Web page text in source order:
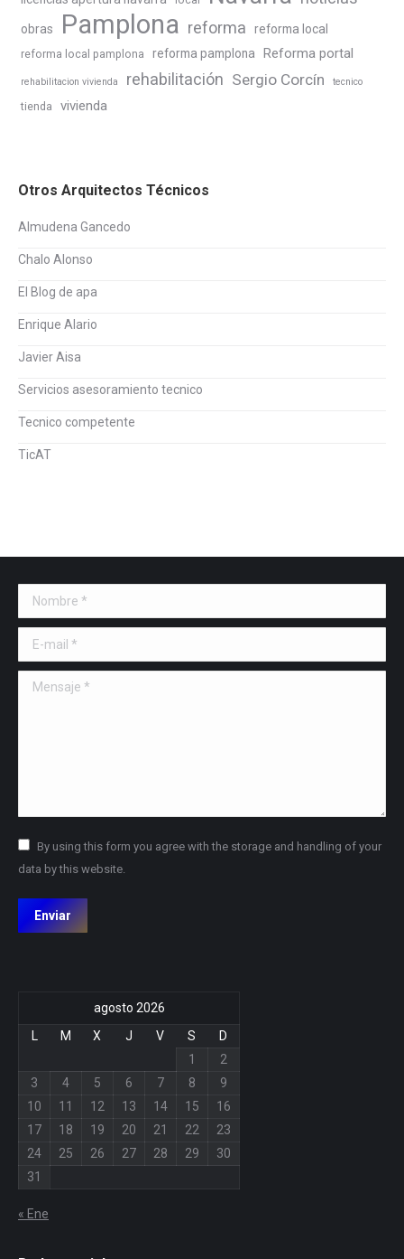
obras Pamplona reforma reforma local
reforma local pamplona reforma pamplona Reforma portal
rehabilitacion vivienda rehabilitación Sergio Corcín tecnico
tienda vivienda
Otros Arquitectos Técnicos
Almudena Gancedo
Chalo Alonso
El Blog de apa
Enrique Alario
Javier Aisa
Servicios asesoramiento tecnico
Tecnico competente
TicAT
Nombre *
E-mail *
Mensaje *
By using this form you agree with the storage and handling of your
data by this website.
Enviar
agosto 2026
L
M X J V S
D
1
2
3
4 5 6 7 8
9
10
11 12 13 14 15
16
17
18 19 20 21 22
23
24
25 26 27 28 29
30
31
« Ene